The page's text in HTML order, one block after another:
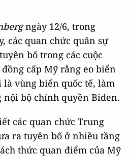
ngày 12/6, trong
các quan chức quân sự
bố trong các cuộc
cấp Mỹ rằng eo biển
vùng biển quốc tế, làm
bộ chính quyền Biden.
các quan chức Trung
ra tuyên bố ở nhiều tầng
thức quan điểm của Mỹ